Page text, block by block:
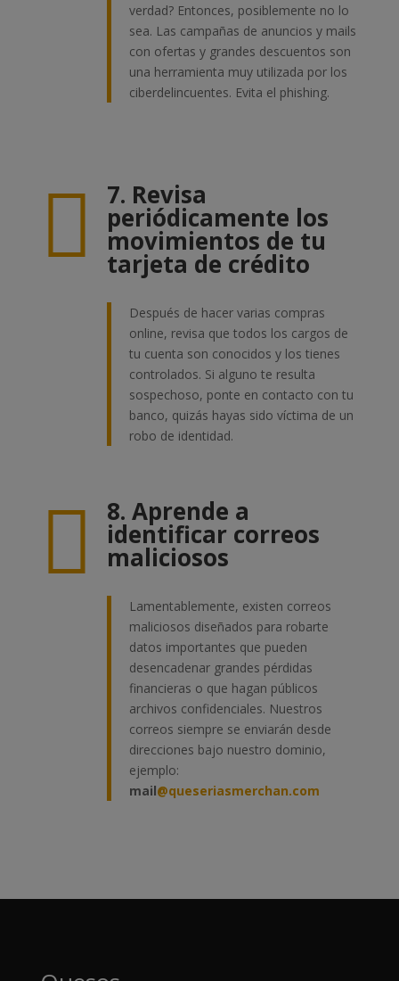
verdad? Entonces, posiblemente no lo
sea. Las campañas de anuncios y mails
con ofertas y grandes descuentos son
una herramienta muy utilizada por los
ciberdelincuentes. Evita el phishing.
 7. Revisa
periódicamente los
movimientos de tu
tarjeta de crédito
Después de hacer varias compras
online, revisa que todos los cargos de
tu cuenta son conocidos y los tienes
controlados. Si alguno te resulta
sospechoso, ponte en contacto con tu
banco, quizás hayas sido víctima de un
robo de identidad.
 8. Aprende a
identificar correos
maliciosos
Lamentablemente, existen correos
maliciosos diseñados para robarte
datos importantes que pueden
desencadenar grandes pérdidas
financieras o que hagan públicos
archivos confidenciales. Nuestros
correos siempre se enviarán desde
direcciones bajo nuestro dominio,
ejemplo:
mail@queseriasmerchan.com